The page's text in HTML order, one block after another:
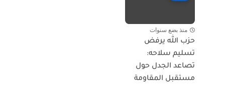
منذ بضع سنوات
حزب الله يرفض
تسليم سلاحه:
تصاعد الجدل حول
مستقبل المقاومة